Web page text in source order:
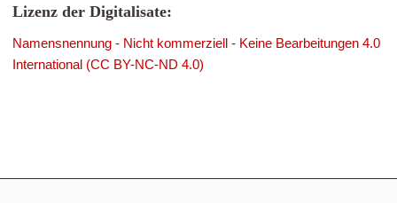
Lizenz der Digitalisate:
Namensnennung - Nicht kommerziell - Keine Bearbeitungen 4.0
International (CC BY-NC-ND 4.0)